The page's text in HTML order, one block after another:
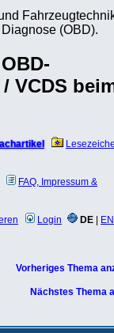
(OBD).
VCDS
FAQ, Impressum &
Login DE EN
Vorheriges Thema
Nächstes Thema